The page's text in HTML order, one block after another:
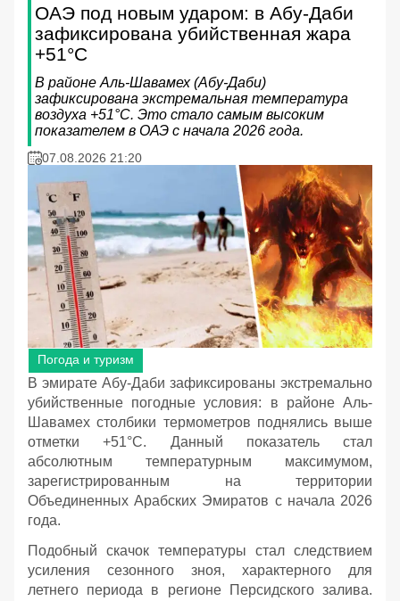
ОАЭ под новым ударом: в Абу-Даби
зафиксирована убийственная жара
+51°C
В районе Аль-Шавамех (Абу-Даби)
зафиксирована экстремальная температура
воздуха +51°C. Это стало самым высоким
показателем в ОАЭ с начала 2026 года.
07.08.2026 21:20
Погода и туризм
В эмирате Абу-Даби зафиксированы экстремально
убийственные погодные условия: в районе Аль-
Шавамех столбики термометров поднялись выше
отметки +51°C. Данный показатель стал
абсолютным температурным максимумом,
зарегистрированным на территории
Объединенных Арабских Эмиратов с начала 2026
года.
Подобный скачок температуры стал следствием
усиления сезонного зноя, характерного для
летнего периода в регионе Персидского залива.